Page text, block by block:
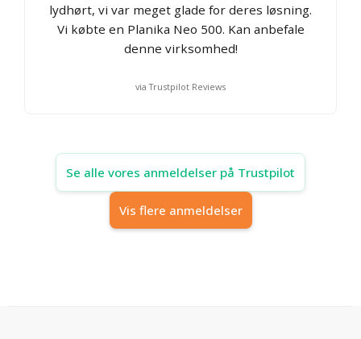
lydhørt, vi var meget glade for deres løsning.
Vi købte en Planika Neo 500. Kan anbefale
denne virksomhed!
via Trustpilot Reviews
Se alle vores anmeldelser på Trustpilot
Vis flere anmeldelser